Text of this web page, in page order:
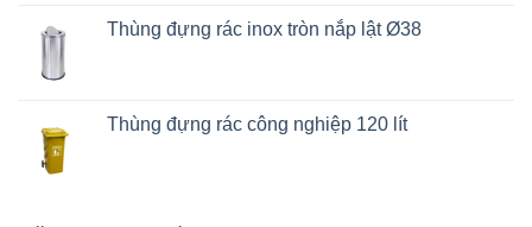
Thùng đựng rác inox tròn nắp lật Ø38
Thùng đựng rác công nghiệp 120 lít